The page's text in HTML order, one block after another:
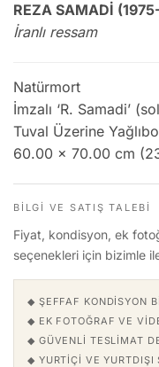
REZA SAMADİ
İranlı ressam
Natürmort
İmzalı ‘R. Samadi’
Tuval Üzerine
60.00 x 70.00 cm
BILGI VE SATIŞ TALEBI
Fiyat, kondisyon, ek
seçenekleri için bizimle
◆ ŞEFFAF KONDISYON
◆ EK FOTOĞRAF VE
◆ GÜVENLI TESLIMAT
◆ YURTIÇI VE YURTDIŞI